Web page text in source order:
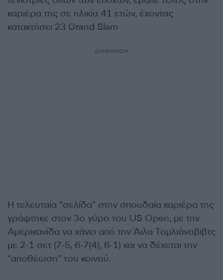
καριέρα της σε ηλικία 41 ετών, έχοντας
κατακτήσει 23 Grand Slam
ΔΙΑΦΗΜΙΣΗ
Η τελευταία “σελίδα” στην σπουδαία καριέρα της
γράφτηκε στον 3ο γύρο του US Open, με την
Αμερικανίδα να χάνει από την Άιλα Τομλιάνοβιβτς
με 2-1 σετ (7-5, 6-7(4), 6-1) και να δέχεται την
“αποθέωση” του κοινού.